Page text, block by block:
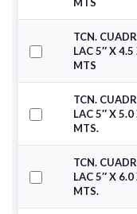
TCN.
LAC 5″ X 4.5
MTS
TCN.
LAC 5″ X 5.0
MTS.
TCN.
LAC 5″ X 6.0
MTS.